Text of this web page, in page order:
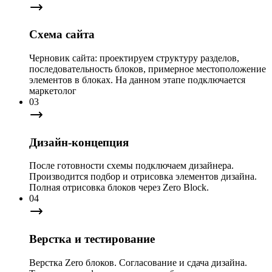
Схема сайта
Черновик сайта: проектируем структуру разделов,
последовательность блоков, примерное местоположение
элементов в блоках. На данном этапе подключается
маркетолог
03
Дизайн-концепция
После готовности схемы подключаем дизайнера.
Производится подбор и отрисовка элементов дизайна.
Полная отрисовка блоков через Zero Block.
04
Верстка и тестирование
Верстка Zero блоков. Согласование и сдача дизайна.